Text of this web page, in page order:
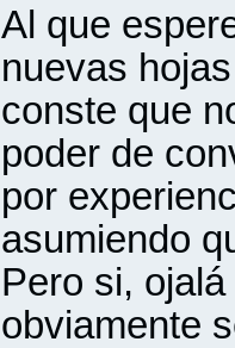
Al que
nuevas
conste que
poder de
por
asumiendo
Pero si,
obviamente